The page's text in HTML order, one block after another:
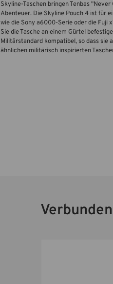
Skyline-Taschen bringen Tenbas
Abenteuer. Die Skyline Pouch 4 ist für
wie die Sony a6000-Serie oder die Fuji
Sie die Tasche an einem Gürtel
Militärstandard kompatibel, so dass sie
ähnlichen militärisch inspirierten
Verbunden